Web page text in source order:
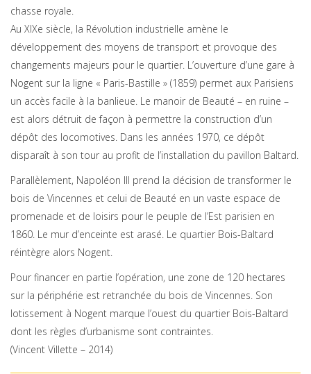
chasse royale.
Au XIXe siècle, la Révolution industrielle amène le
développement des moyens de transport et provoque des
changements majeurs pour le quartier. L’ouverture d’une gare à
Nogent sur la ligne « Paris-Bastille » (1859) permet aux Parisiens
un accès facile à la banlieue. Le manoir de Beauté – en ruine –
est alors détruit de façon à permettre la construction d’un
dépôt des locomotives. Dans les années 1970, ce dépôt
disparaît à son tour au profit de l’installation du pavillon Baltard.
Parallèlement, Napoléon III prend la décision de transformer le
bois de Vincennes et celui de Beauté en un vaste espace de
promenade et de loisirs pour le peuple de l’Est parisien en
1860. Le mur d’enceinte est arasé. Le quartier Bois-Baltard
réintègre alors Nogent.
Pour financer en partie l’opération, une zone de 120 hectares
sur la périphérie est retranchée du bois de Vincennes. Son
lotissement à Nogent marque l’ouest du quartier Bois-Baltard
dont les règles d’urbanisme sont contraintes.
(Vincent Villette – 2014)